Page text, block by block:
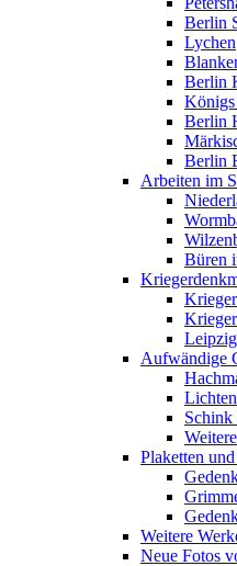
Berlin
Lychen
Berlin
Königs
Berlin
Berlin
Arbeiten im
Büren
Leipzig
Aufwändige
Plaketten
Weitere
Neue Fotos